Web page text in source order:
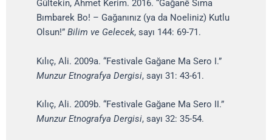
Gültekin, Ahmet Kerim. 2016. “Gağanê Sıma
Bımbarek Bo! – Gağanınız (ya da Noeliniz) Kutlu
Olsun!” Bilim ve Gelecek, sayı 144: 69-71.
Kılıç, Ali. 2009a. “Festivale Gağane Ma Sero I.”
Munzur Etnografya Dergisi, sayı 31: 43-61.
Kılıç, Ali. 2009b. “Festivale Gağane Ma Sero II.”
Munzur Etnografya Dergisi, sayı 32: 35-54.